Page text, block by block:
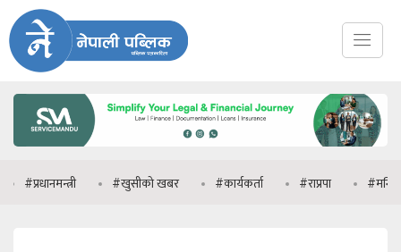
#खुसीको खबर #कार्यकर्ता #राप्रपा #मनिष झा